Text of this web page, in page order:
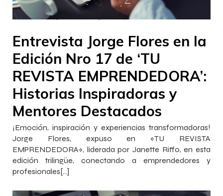
InnovaJob – 13 octubre 2023 14:09
Entrevista Jorge Flores en la
Edición Nro 17 de ‘TU
REVISTA EMPRENDEDORA’:
Historias Inspiradoras y
Mentores Destacados
¡Emoción, inspiración y experiencias transformadoras!
Jorge Flores, expuso en «TU REVISTA
EMPRENDEDORA», liderada por Janette Riffo, en esta
edición trilingüe, conectando a emprendedores y
profesionales[…]